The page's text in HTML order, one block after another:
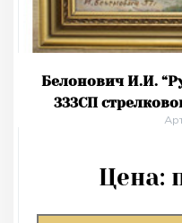
Белонович И.И.
333СП
Цена: